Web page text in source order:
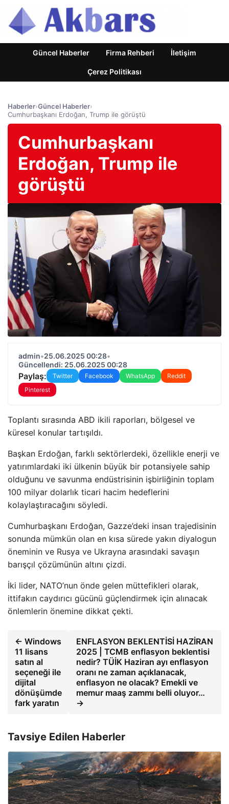
Güncel Haberler Firma Rehberi İletişim
Çerez Politikası
Haberler›Güncel Haberler›
Cumhurbaşkanı Erdoğan, Trump ile görüştü
Cumhurbaşkanı
Erdoğan, Trump ile
görüştü
admin•25.06.2025 00:28•
Güncellendi: 25.06.2025 00:28
Paylaş: Twitter Facebook WhatsApp
Reddit
Pinterest
Toplantı sırasında ABD ikili raporları, bölgesel ve
küresel konular tartışıldı.
Başkan Erdoğan, farklı sektörlerdeki, özellikle enerji ve
yatırımlardaki iki ülkenin büyük bir potansiyele sahip
olduğunu ve savunma endüstrisinin işbirliğinin toplam
100 milyar dolarlık ticari hacim hedeflerini
kolaylaştıracağını söyledi.
Cumhurbaşkanı Erdoğan, Gazze’deki insan trajedisinin
sonunda mümkün olan en kısa sürede yakın diyalogun
öneminin ve Rusya ve Ukrayna arasındaki savaşın
barışçıl çözümünün altını çizdi.
İki lider, NATO’nun önde gelen müttefikleri olarak,
ittifakın caydırıcı gücünü güçlendirmek için alınacak
önlemlerin önemine dikkat çekti.
← Windows
11 lisans
satın al
seçeneği ile
dijital
dönüşümde
fark yaratın
ENFLASYON BEKLENTİSİ HAZİRAN
2025 | TCMB enflasyon beklentisi
nedir? TÜİK Haziran ayı enflasyon
oranı ne zaman açıklanacak,
enflasyon ne olacak? Emekli ve
memur maaş zammı belli oluyor…
→
Tavsiye Edilen Haberler